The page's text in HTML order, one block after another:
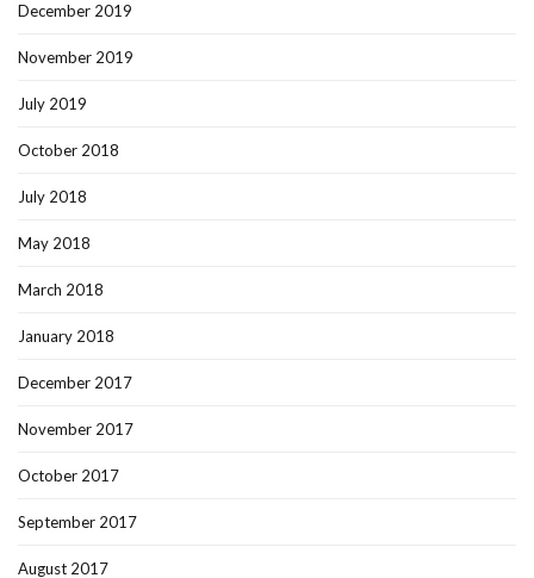
December 2019
November 2019
July 2019
October 2018
July 2018
May 2018
March 2018
January 2018
December 2017
November 2017
October 2017
September 2017
August 2017